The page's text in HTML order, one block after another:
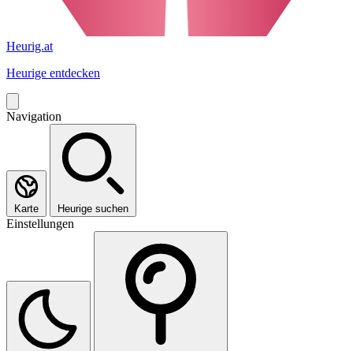
Heurig.at
Heurige entdecken
Navigation
Karte Heurige suchen
Einstellungen